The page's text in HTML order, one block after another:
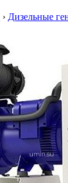
› Дизельные